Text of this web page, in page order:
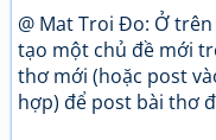
@ Mat Troi Đo: Ở
tạo một chủ đề mới
thơ mới (hoặc post
hợp) để post bài thơ